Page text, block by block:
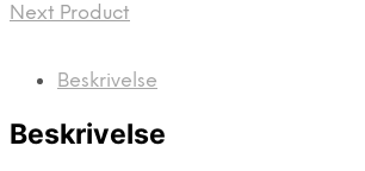
Next Product
Beskrivelse
Beskrivelse